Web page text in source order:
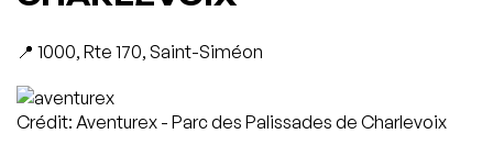
📍 1000, Rte 170, Saint-Siméon
Crédit: Aventurex - Parc des Palissades de Charlevoix